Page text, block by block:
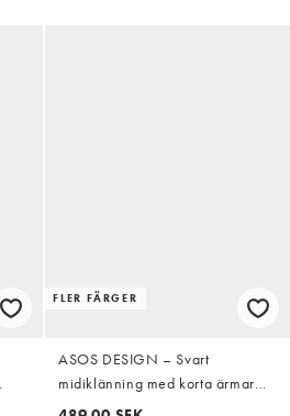
FLER FÄRGER
ASOS DESIGN – Svart
midiklänning med korta ärmar
och dekorativ söm